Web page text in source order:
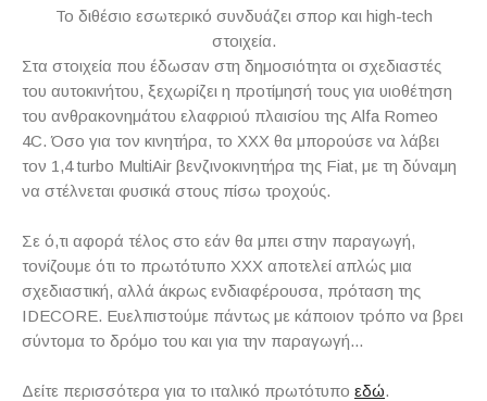
To διθέσιο εσωτερικό συνδυάζει σπορ και high-tech
στοιχεία.
Στα στοιχεία που έδωσαν στη δημοσιότητα οι σχεδιαστές
του αυτοκινήτου, ξεχωρίζει η προτίμησή τους για υιοθέτηση
του ανθρακονημάτου ελαφριού πλαισίου της Alfa Romeo
4C. Όσο για τον κινητήρα, το XXX θα μπορούσε να λάβει
τον 1,4turbo MultiAir βενζινοκινητήρα της Fiat, με τη δύναμη
να στέλνεται φυσικά στους πίσω τροχούς.
Σε ό,τι αφορά τέλος στο εάν θα μπει στην παραγωγή,
τονίζουμε ότι το πρωτότυπο XXX αποτελεί απλώς μια
σχεδιαστική, αλλά άκρως ενδιαφέρουσα, πρόταση της
IDECORE. Ευελπιστούμε πάντως με κάποιον τρόπο να βρει
σύντομα το δρόμο του και για την παραγωγή...
Δείτε περισσότερα για το ιταλικό πρωτότυπο εδώ.